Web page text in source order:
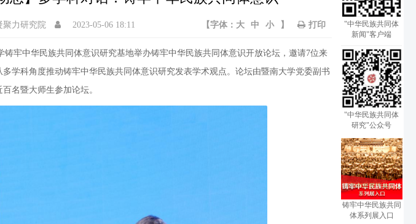
聚力研究院 2023-05-06 18:11 【字体： 大 中 小 】 打印
中华民族共同体意识研究基地举办铸牢中华民族共同体意识开放论坛，邀请7位来
多学科角度推动铸牢中华民族共同体意识研究发表学术观点。论坛由暨南大学党委副书
名暨大师生参加论坛。
"中华民族共同体
新闻"客户端
"中华民族共同体
研究"公众号
铸牢中华民族共同
体系列展入口